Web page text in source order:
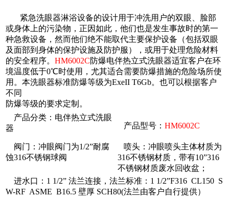
紧急洗眼器淋浴设备的设计用于冲洗用户的双眼、脸部
或身体上的污染物，正因如此，他们也是发生事故时的第一
种急救设备，然而他们绝不能取代主要保护设备（包括双眼
及面部到身体的保护设施及防护服），或用于处理危险材料
的安全程序。 HM6002C防爆电伴热立式洗眼器适宜客户在环
境温度低于0℃时使用，尤其适合需要防爆措施的危险场所使
用。本洗眼器标准防爆等级为ExeII T6Gb。也可以根据客户
不同
防爆等级的要求定制。
产品分类：电伴热立式洗眼
器
产品型号： HM6002C
阀门：冲眼阀门为1/2”耐腐
蚀316不锈钢球阀
喷头：冲眼喷头主体材质为
316不锈钢材质，带有10”316
不锈钢材质废水回收盆；
进水口：1 1/2” 法兰连接，法兰标准：1 1/2”F316 CL150 S
W-RF ASME B16.5 壁厚 SCH80(法兰由客户自行提供）